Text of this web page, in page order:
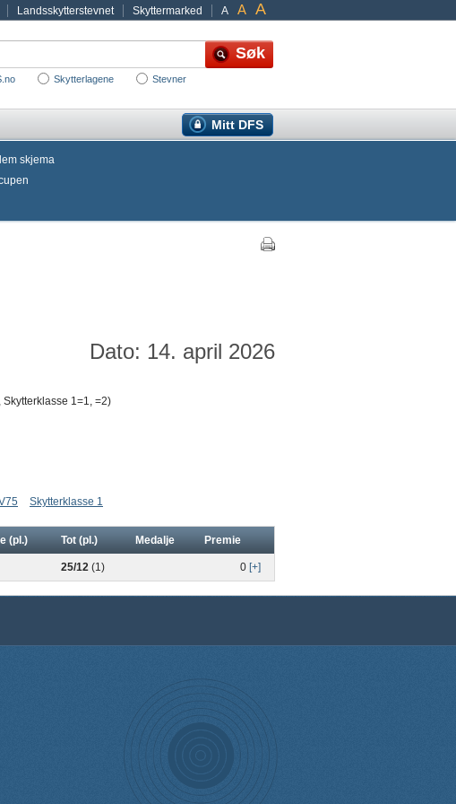
A A A
Landsskytterstevnet Skyttermarked
Skytterlagene Stevner
Mitt DFS
skjema
Dato: 14. april 2026
1=1, =2)
Skytterklasse 1
(pl.) Tot (pl.) Medalje Premie
25/12 (1) 0 [+]